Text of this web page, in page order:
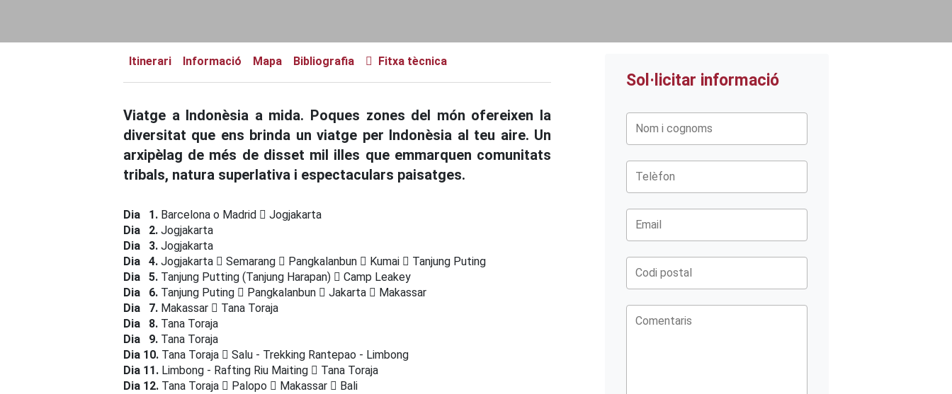
Itinerari Informació Mapa Bibliografia Fitxa tècnica
Viatge a Indonèsia a mida. Poques zones del món ofereixen la
diversitat que ens brinda un viatge per Indonèsia al teu aire. Un
arxipèlag de més de disset mil illes que emmarquen comunitats
tribals, natura superlativa i espectaculars paisatges.
Dia 1. Barcelona o Madrid
Jogjakarta
Dia 2. Jogjakarta
Dia 3. Jogjakarta
Dia 4. Jogjakarta Semarang Pangkalanbun Kumai
Tanjung Puting
Dia 5. Tanjung Putting (Tanjung Harapan)
Camp Leakey
Dia 6. Tanjung Puting Pangkalanbun Jakarta
Makassar
Dia 7. Makassar
Tana Toraja
Dia 8. Tana Toraja
Dia 9. Tana Toraja
Dia 10. Tana Toraja
Salu - Trekking Rantepao - Limbong
Dia 11. Limbong - Rafting Riu Maiting
Tana Toraja
Dia 12. Tana Toraja Palopo Makassar
Bali
Sol·licitar informació